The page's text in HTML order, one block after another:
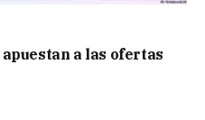
a las ofertas